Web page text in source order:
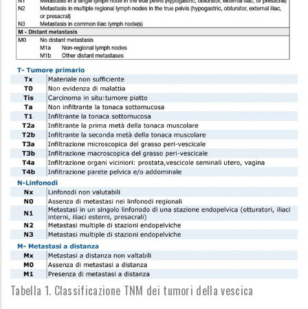
Tabella 1. Classificazione TNM dei tumori della vescica